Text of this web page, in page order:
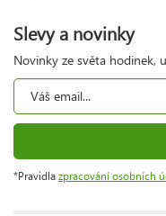
Slevy a novinky
Novinky ze světa hodinek,
*Pravidla zpracování osobních